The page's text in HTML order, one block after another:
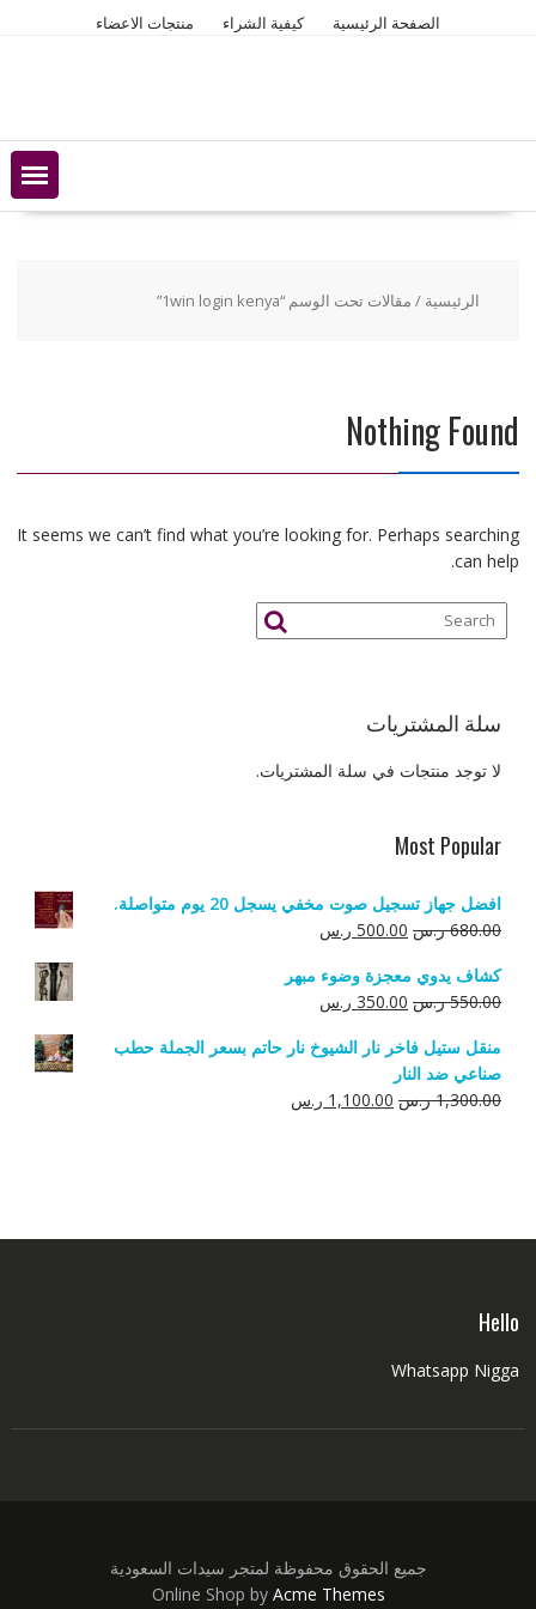
الصفحة الرئيسية كيفية الشراء منتجات الاعضاء
الرئيسية / مقالات تحت الوسم “1win login kenya”
Nothing Found
It seems we can’t find what you’re looking for. Perhaps searching
can help.
سلة المشتريات
لا توجد منتجات في سلة المشتريات.
Most Popular
افضل جهاز تسجيل صوت مخفي يسجل 20 يوم متواصلة.
680.00 ر.س السعر
هو:
680.00 ر.س.
500.00 ر.سالسعر
هو:
500.00 ر.س.
كشاف يدوي معجزة وضوء مبهر
550.00 ر.س السعر
هو:
550.00 ر.س.
350.00 ر.سالسعر
هو:
منقل ستيل فاخر نار الشيوخ نار حاتم بسعر الجملة حطب
صناعي ضد النار
1,300.00 ر.س السعر
1,100.00 ر.سالسعر
Hello
Whatsapp Nigga
جميع الحقوق محفوظة لمتجر سيدات السعودية
Online Shop by Acme Themes